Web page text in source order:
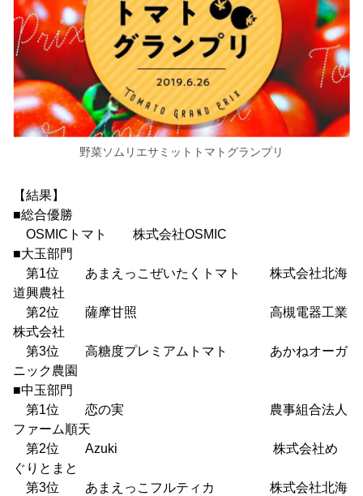
野菜ソムリエサミットトマトグランプリ
【結果】
■総合優勝
OSMICトマト 株式会社OSMIC
■大玉部門
第1位 あまえっこぜいたくトマト 株式会社北海
道興農社
第2位 薩摩甘照 高槻電器工業
株式会社
第3位 高糖度プレミアムトマト あかねオーガ
ニック農園
■中玉部門
第1位 恋の実 農事組合法人
ファーム順天
第2位 Azuki 株式会社め
ぐりとまと
第3位 あまえっこフルティカ 株式会社北海